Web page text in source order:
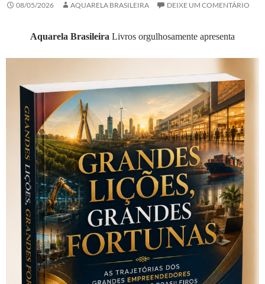
08/05/2026 AQUARELA BRASILEIRA DEIXE UM COMENTÁRIO
Aquarela Brasileira Livros orgulhosamente apresenta